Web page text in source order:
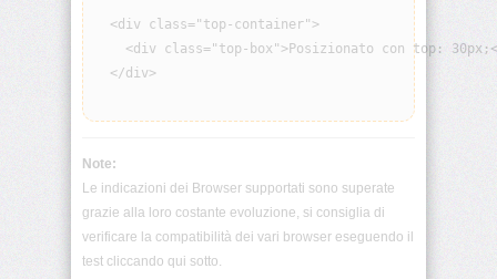
background-
position-
background-
position-
background-
size
  <div class="top-container">
<div class="top-box">Posizionato con top:
  </div>
Note:
Le indicazioni dei Browser supportati sono superate
grazie alla loro costante evoluzione, si consiglia di
verificare la compatibilità dei vari browser eseguendo il
test cliccando qui sotto.